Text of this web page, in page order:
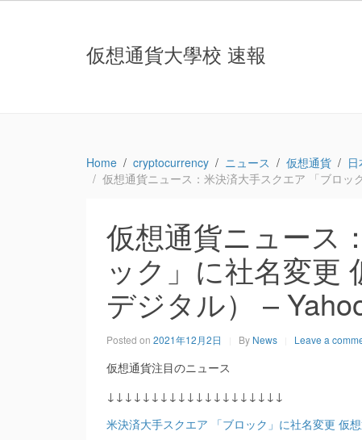
仮想通貨大學校 速報
Home cryptocurrency ニュース 仮想通貨
仮想通貨ニュース：米決済大手スクエア 「ブロ
仮想通貨ニュース
ック」に社名変更
デジタル） –
Posted on 2021年12月2日 By News Leave a
仮想通貨注目のニュース
↓↓↓↓↓↓↓↓↓↓↓↓↓↓↓↓↓↓↓↓
米決済大手スクエア 「ブロック」に社名変更 仮